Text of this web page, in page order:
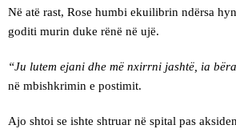
Në atë rast, Rose humbi ekuilibrin ndërsa
goditi murin duke rënë në ujë.
“Ju lutem ejani dhe më nxirrni jashtë, ia bëra
në mbishkrimin e postimit.
Ajo shtoi se ishte shtruar në spital pas